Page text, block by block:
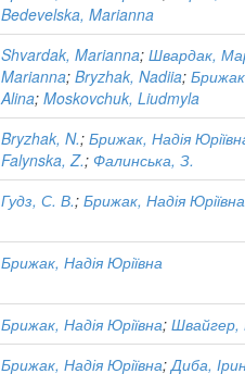
Bedevelska, Marianna
Shvardak, Marianna; Швардак,
Marianna; Bryzhak, Nadiia;
Alina; Moskovchuk, Liudmyla
Bryzhak, N.; Брижак, Надія
Falynska, Z.; Фалинська, З.
Гудз, С. В.; Брижак, Надія Юріївна
Брижак, Надія Юріївна
Брижак, Надія Юріївна;
Брижак, Надія Юріївна;Диба,